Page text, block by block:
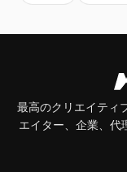
最高のクリエイティ
エイター、企業、代